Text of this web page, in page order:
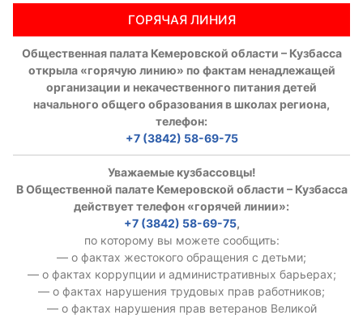
ГОРЯЧАЯ ЛИНИЯ
Общественная палата Кемеровской области – Кузбасса
открыла «горячую линию» по фактам ненадлежащей
организации и некачественного питания детей
начального общего образования в школах региона,
телефон:
+7 (3842) 58-69-75
Уважаемые кузбассовцы!
В Общественной палате Кемеровской области – Кузбасса
действует телефон «горячей линии»:
+7 (3842) 58-69-75,
по которому вы можете сообщить:
— о фактах жестокого обращения с детьми;
— о фактах коррупции и административных барьерах;
— о фактах нарушения трудовых прав работников;
— о фактах нарушения прав ветеранов Великой